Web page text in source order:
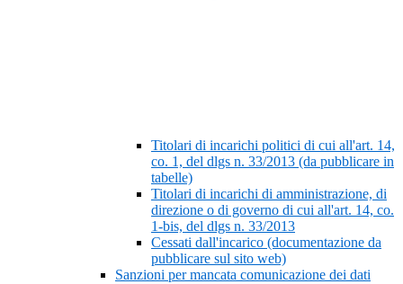
Titolari di incarichi politici di cui all'art. 14,
co. 1, del dlgs n. 33/2013 (da pubblicare in
tabelle)
Titolari di incarichi di amministrazione, di
direzione o di governo di cui all'art. 14, co.
1-bis, del dlgs n. 33/2013
Cessati dall'incarico (documentazione da
pubblicare sul sito web)
Sanzioni per mancata comunicazione dei dati